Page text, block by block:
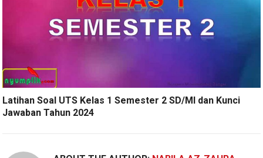
Latihan Soal UTS Kelas 1 Semester 2 SD/MI dan Kunci
Jawaban Tahun 2024